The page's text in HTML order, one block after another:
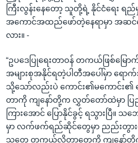
ကြီးလွန်းနေတော့ သူတို့ရဲ့ နိုင်ငံရေး ရည်
အကောင်အထည်ဖော်တဲ့နေရာမှာ အဆင်ပြ
လား။ -
“ဥပဒေပြုရေးတာဝန် တကယ်ဖြစ်မြေ
အများစုအနိုင်ရတဲ့ပါတီအပေါ်မှာ ရောက်သွ
သို့သော်လည်းပဲ ကောင်း၏မကောင်း
တာကို ကျနော်တို့က လွှတ်တော်ထဲမှာ ပြည်
ကြားအောင် ပြောနိုင်ခွင့် ရသွားပြီ။ သ
မှာ လက်ဖက်ရည်ဆိုင်တွေမှာ ညည်းတွား
သူတွေ တကယ်လိုတာတွေကို ကျနော်တို့က